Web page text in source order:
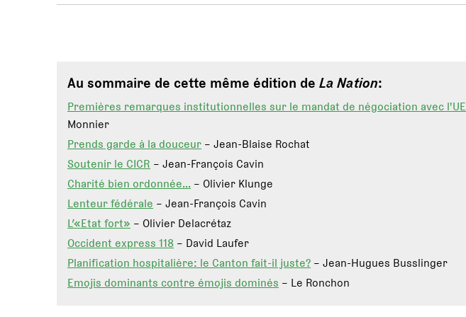
Au sommaire de cette même édition de La Nation:
Premières remarques institutionnelles sur le mandat de négociation avec l'UE
Monnier
Prends garde à la douceur – Jean-Blaise Rochat
Soutenir le CICR – Jean-François Cavin
Charité bien ordonnée… – Olivier Klunge
Lenteur fédérale – Jean-François Cavin
L’«Etat fort» – Olivier Delacrétaz
Occident express 118 – David Laufer
Planification hospitalière: le Canton fait-il juste? – Jean-Hugues Busslinger
Emojis dominants contre émojis dominés – Le Ronchon